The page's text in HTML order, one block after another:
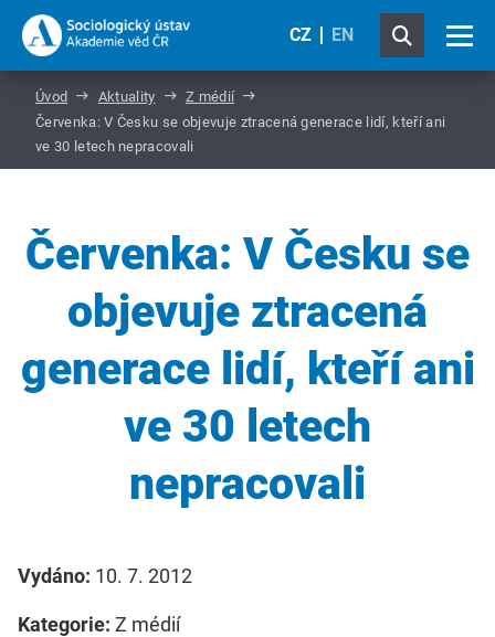
CZ EN
Úvod Aktuality
Z médií
Červenka: V Česku se objevuje ztracená generace lidí, kteří ani
ve 30 letech nepracovali
Červenka: V Česku se
objevuje ztracená
generace lidí, kteří ani
ve 30 letech
nepracovali
Vydáno: 10. 7. 2012
Kategorie: Z médií